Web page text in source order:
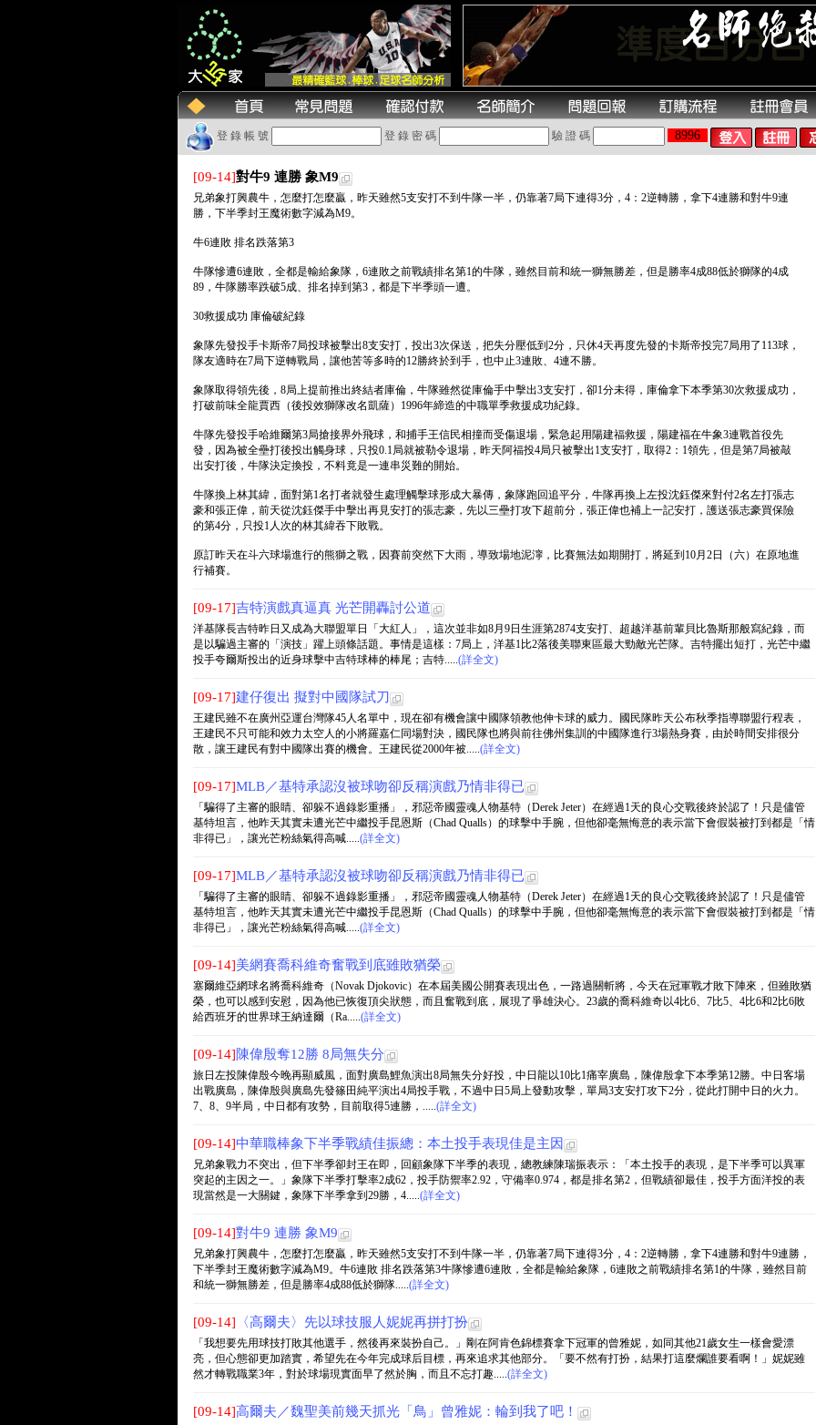
登 錄 帳 號 登 錄 密 碼 驗 證 碼 8996
[09-14]對牛9 連勝 象M9
兄弟象打興農牛，怎麼打怎麼贏，昨天雖然5支安打不到牛隊一半，仍靠著7局下連得3分，4：2逆轉勝，拿下4連勝和對牛9連
勝，下半季封王魔術數字減為M9。
牛6連敗 排名跌落第3
牛隊慘遭6連敗，全都是輸給象隊，6連敗之前戰績排名第1的牛隊，雖然目前和統一獅無勝差，但是勝率4成88低於獅隊的4成
89，牛隊勝率跌破5成、排名掉到第3，都是下半季頭一遭。
30救援成功 庫倫破紀錄
象隊先發投手卡斯帝7局投球被擊出8支安打，投出3次保送，把失分壓低到2分，只休4天再度先發的卡斯帝投完7局用了113球，
隊友適時在7局下逆轉戰局，讓他苦等多時的12勝終於到手，也中止3連敗、4連不勝。
象隊取得領先後，8局上提前推出終結者庫倫，牛隊雖然從庫倫手中擊出3支安打，卻1分未得，庫倫拿下本季第30次救援成功，
打破前味全龍賈西（後投效獅隊改名凱薩）1996年締造的中職單季救援成功紀錄。
牛隊先發投手哈維爾第3局搶接界外飛球，和捕手王信民相撞而受傷退場，緊急起用陽建福救援，陽建福在牛象3連戰首役先
發，因為被全壘打後投出觸身球，只投0.1局就被勒令退場，昨天阿福投4局只被擊出1支安打，取得2：1領先，但是第7局被敲
出安打後，牛隊決定換投，不料竟是一連串災難的開始。
牛隊換上林其緯，面對第1名打者就發生處理觸擊球形成大暴傳，象隊跑回追平分，牛隊再換上左投沈鈺傑來對付2名左打張志
豪和張正偉，前天從沈鈺傑手中擊出再見安打的張志豪，先以三壘打攻下超前分，張正偉也補上一記安打，護送張志豪買保險
的第4分，只投1人次的林其緯吞下敗戰。
原訂昨天在斗六球場進行的熊獅之戰，因賽前突然下大雨，導致場地泥濘，比賽無法如期開打，將延到10月2日（六）在原地進
行補賽。
[09-17]吉特演戲真逼真 光芒開轟討公道
洋基隊長吉特昨日又成為大聯盟單日「大紅人」，這次並非如8月9日生涯第2874支安打、超越洋基前輩貝比魯斯那般寫紀錄，而
是以騙過主審的「演技」躍上頭條話題。事情是這樣：7局上，洋基1比2落後美聯東區最大勁敵光芒隊。吉特擺出短打，光芒中繼
投手夸爾斯投出的近身球擊中吉特球棒的棒尾；吉特.....(詳全文)
[09-17]建仔復出 擬對中國隊試刀
王建民雖不在廣州亞運台灣隊45人名單中，現在卻有機會讓中國隊領教他伸卡球的威力。國民隊昨天公布秋季指導聯盟行程表，
王建民不只可能和效力太空人的小將羅嘉仁同場對決，國民隊也將與前往佛州集訓的中國隊進行3場熱身賽，由於時間安排很分
散，讓王建民有對中國隊出賽的機會。王建民從2000年被.....(詳全文)
[09-17]MLB／基特承認沒被球吻卻反稱演戲乃情非得已
「騙得了主審的眼睛、卻躲不過錄影重播」，邪惡帝國靈魂人物基特（Derek Jeter）在經過1天的良心交戰後終於認了！只是儘管
基特坦言，他昨天其實未遭光芒中繼投手昆恩斯（Chad Qualls）的球擊中手腕，但他卻毫無悔意的表示當下會假裝被打到都是「情
非得已」，讓光芒粉絲氣得高喊.....(詳全文)
[09-17]MLB／基特承認沒被球吻卻反稱演戲乃情非得已
「騙得了主審的眼睛、卻躲不過錄影重播」，邪惡帝國靈魂人物基特（Derek Jeter）在經過1天的良心交戰後終於認了！只是儘管
基特坦言，他昨天其實未遭光芒中繼投手昆恩斯（Chad Qualls）的球擊中手腕，但他卻毫無悔意的表示當下會假裝被打到都是「情
非得已」，讓光芒粉絲氣得高喊.....(詳全文)
[09-14]美網賽喬科維奇奮戰到底雖敗猶榮
塞爾維亞網球名將喬科維奇（Novak Djokovic）在本屆美國公開賽表現出色，一路過關斬將，今天在冠軍戰才敗下陣來，但雖敗猶
榮，也可以感到安慰，因為他已恢復頂尖狀態，而且奮戰到底，展現了爭雄決心。23歲的喬科維奇以4比6、7比5、4比6和2比6敗
給西班牙的世界球王納達爾（Ra.....(詳全文)
[09-14]陳偉殷奪12勝 8局無失分
旅日左投陳偉殷今晚再顯威風，面對廣島鯉魚演出8局無失分好投，中日龍以10比1痛宰廣島，陳偉殷拿下本季第12勝。中日客場
出戰廣島，陳偉殷與廣島先發篠田純平演出4局投手戰，不過中日5局上發動攻擊，單局3支安打攻下2分，從此打開中日的火力。
7、8、9半局，中日都有攻勢，目前取得5連勝，.....(詳全文)
[09-14]中華職棒象下半季戰績佳振總：本土投手表現佳是主因
兄弟象戰力不突出，但下半季卻封王在即，回顧象隊下半季的表現，總教練陳瑞振表示：「本土投手的表現，是下半季可以異軍
突起的主因之一。」象隊下半季打擊率2成62，投手防禦率2.92，守備率0.974，都是排名第2，但戰績卻最佳，投手方面洋投的表
現當然是一大關鍵，象隊下半季拿到29勝，4.....(詳全文)
[09-14]對牛9 連勝 象M9
兄弟象打興農牛，怎麼打怎麼贏，昨天雖然5支安打不到牛隊一半，仍靠著7局下連得3分，4：2逆轉勝，拿下4連勝和對牛9連勝，
下半季封王魔術數字減為M9。牛6連敗 排名跌落第3牛隊慘遭6連敗，全都是輸給象隊，6連敗之前戰績排名第1的牛隊，雖然目前
和統一獅無勝差，但是勝率4成88低於獅隊.....(詳全文)
[09-14] 〈高爾夫〉先以球技服人妮妮再拼打扮
「我想要先用球技打敗其他選手，然後再來裝扮自己。」剛在阿肯色錦標賽拿下冠軍的曾雅妮，如同其他21歲女生一樣會愛漂
亮，但心態卻更加踏實，希望先在今年完成球后目標，再來追求其他部分。「要不然有打扮，結果打這麼爛誰要看啊！」妮妮雖
然才轉戰職業3年，對於球場現實面早了然於胸，而且不忘打趣.....(詳全文)
[09-14]高爾夫／魏聖美前幾天抓光「鳥」曾雅妮：輪到我了吧！